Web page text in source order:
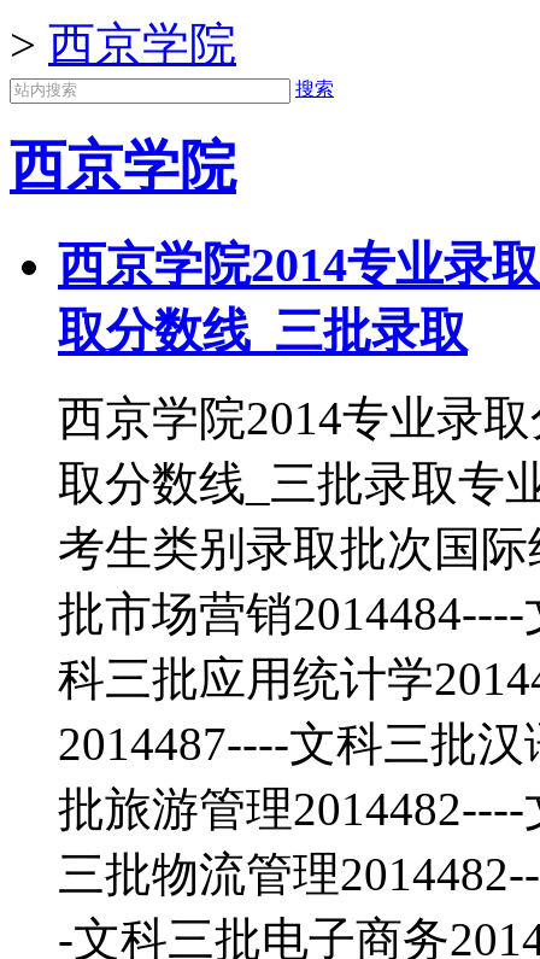
> 西京学院
搜索
西京学院
西京学院2014专业录
取分数线_三批录取
西京学院2014专业录
取分数线_三批录取专
考生类别录取批次国
批市场营销
科三批应用统计学
2014487----文科三批
批旅游管理
三批物流管理
-文科三批电子商务